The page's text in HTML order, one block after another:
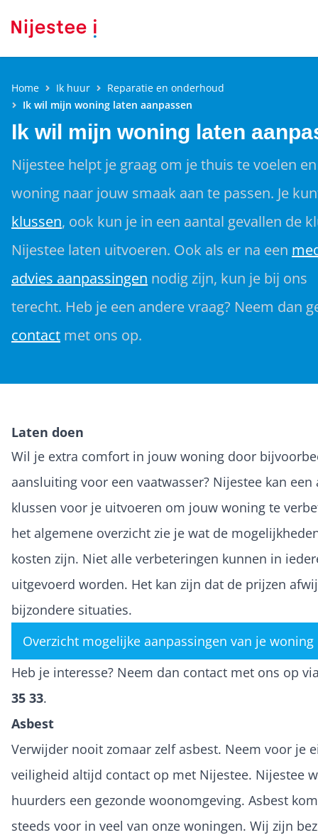
Home Ik huur
Reparatie en onderhoud
Ik wil mijn woning laten aanpassen
Ik wil mijn woning laten
Nijestee helpt je graag om je thuis te voelen
woning naar jouw smaak aan te passen. Je
klussen, ook kun je in een aantal gevallen de
Nijestee laten uitvoeren. Ook als er na een
advies aanpassingen nodig zijn, kun je bij ons
terecht. Heb je een andere vraag? Neem dan
contact met ons op.
Laten doen
Wil je extra comfort in jouw woning door
aansluiting voor een vaatwasser? Nijestee kan een
klussen voor je uitvoeren om jouw woning te
het algemene overzicht zie je wat de
kosten zijn. Niet alle verbeteringen kunnen in
uitgevoerd worden. Het kan zijn dat de prijzen
bijzondere situaties.
Overzicht mogelijke aanpassingen van je woning
Heb je interesse? Neem dan contact met ons op
35 33.
Asbest
Verwijder nooit zomaar zelf asbest. Neem voor je
veiligheid altijd contact op met Nijestee. Nijestee
huurders een gezonde woonomgeving. Asbest
steeds voor in veel van onze woningen. Wij zijn